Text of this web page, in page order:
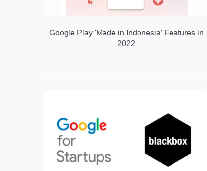
Google Play 'Made in Indonesia' Features in
2022